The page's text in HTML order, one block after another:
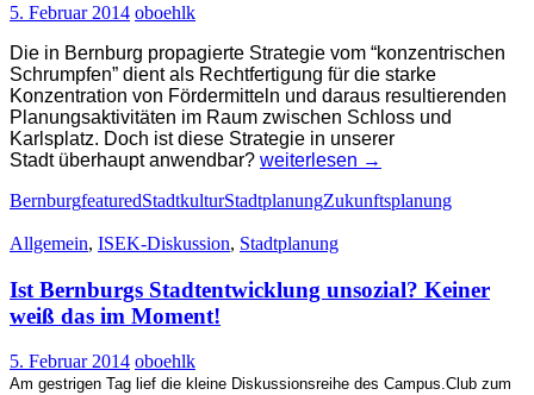
5. Februar 2014 oboehlk
Die in Bernburg propagierte Strategie vom “konzentrischen
Schrumpfen” dient als Rechtfertigung für die starke
Konzentration von Fördermitteln und daraus resultierenden
Planungsaktivitäten im Raum zwischen Schloss und
Karlsplatz. Doch ist diese Strategie in unserer
Stadt überhaupt anwendbar? Bernburg
das
Schrumpfen”
ein
Missverständnis?
weiterlesen →
BernburgfeaturedStadtkulturStadtplanungZukunftsplanung
Allgemein, ISEK-Diskussion, Stadtplanung
Ist Bernburgs Stadtentwicklung unsozial? Keiner
weiß das im Moment!
5. Februar 2014 oboehlk
Am gestrigen Tag lief die kleine Diskussionsreihe des Campus.Club zum